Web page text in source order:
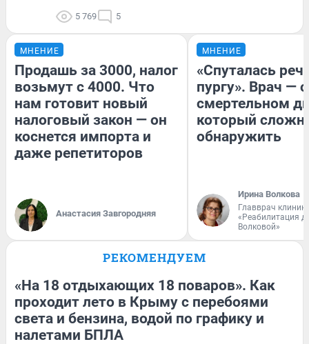
5 769 5
МНЕНИЕ
Продашь за 3000, налог
возьмут с 4000. Что
нам готовит новый
налоговый закон — он
коснется импорта и
даже репетиторов
Анастасия Завгородняя
МНЕНИЕ
«Спуталась
пургу». Врач — о
смертельном
который
обнаружить
Ирина Волкова
Главврач
«Реабилитация
Волковой»
РЕКОМЕНДУЕМ
«На 18 отдыхающих 18 поваров». Как
проходит лето в Крыму с перебоями
света и бензина, водой по графику и
налетами БПЛА